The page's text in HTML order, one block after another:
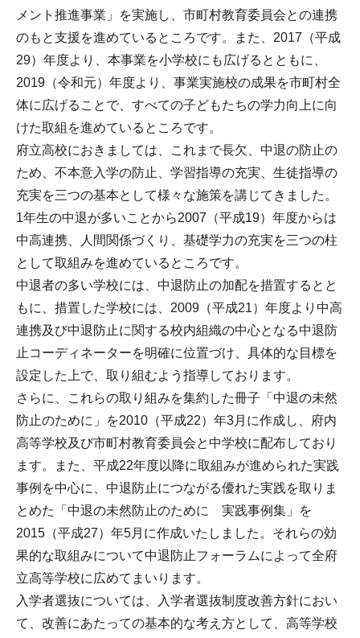
メント推進事業」を実施し、市町村教育委員会との連携
のもと支援を進めているところです。また、2017（平成
29）年度より、本事業を小学校にも広げるとともに、
2019（令和元）年度より、事業実施校の成果を市町村全
体に広げることで、すべての子どもたちの学力向上に向
けた取組を進めているところです。
府立高校におきましては、これまで長欠、中退の防止の
ため、不本意入学の防止、学習指導の充実、生徒指導の
充実を三つの基本として様々な施策を講じてきました。
1年生の中退が多いことから2007（平成19）年度からは
中高連携、人間関係づくり、基礎学力の充実を三つの柱
として取組みを進めているところです。
中退者の多い学校には、中退防止の加配を措置するとと
もに、措置した学校には、2009（平成21）年度より中高
連携及び中退防止に関する校内組織の中心となる中退防
止コーディネーターを明確に位置づけ、具体的な目標を
設定した上で、取り組むよう指導しております。
さらに、これらの取り組みを集約した冊子「中退の未然
防止のために」を2010（平成22）年3月に作成し、府内
高等学校及び市町村教育委員会と中学校に配布しており
ます。また、平成22年度以降に取組みが進められた実践
事例を中心に、中退防止につながる優れた実践を取りま
とめた「中退の未然防止のために 実践事例集」を
2015（平成27）年5月に作成いたしました。それらの効
果的な取組みについて中退防止フォーラムによって全府
立高等学校に広めてまいります。
入学者選抜については、入学者選抜制度改善方針におい
て、改善にあたっての基本的な考え方として、高等学校